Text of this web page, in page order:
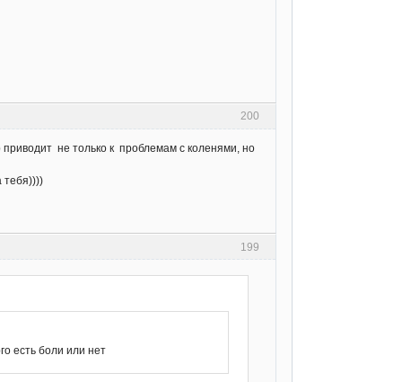
200
приводит не только к проблемам с коленями, но
тебя))))
199
есть боли или нет